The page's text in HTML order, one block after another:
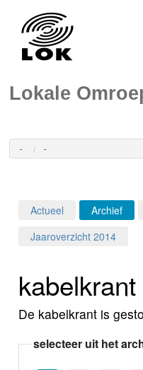
Lokale
- -
Programma's
Actueel Archief
Jaaroverzicht 2014
De kabelkrant is
selecteer uit het